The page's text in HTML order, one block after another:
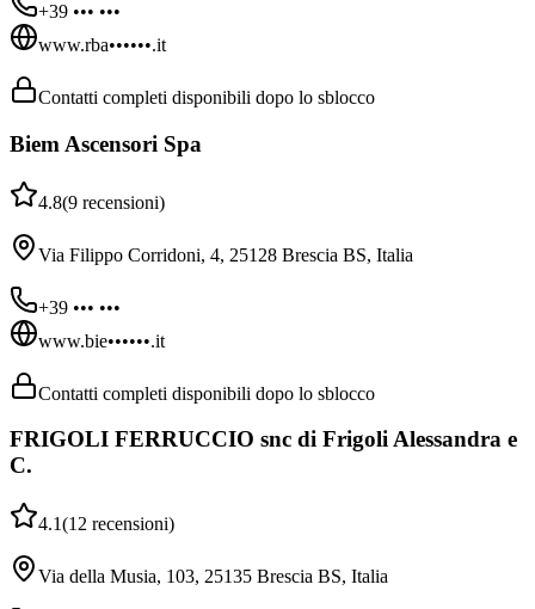
+39 ••• •••
www.rba••••••.it
Contatti completi disponibili dopo lo sblocco
Biem Ascensori Spa
4.8(9 recensioni)
Via Filippo Corridoni, 4, 25128 Brescia BS, Italia
+39 ••• •••
www.bie••••••.it
Contatti completi disponibili dopo lo sblocco
FRIGOLI FERRUCCIO snc di Frigoli Alessandra e
C.
4.1(12 recensioni)
Via della Musia, 103, 25135 Brescia BS, Italia